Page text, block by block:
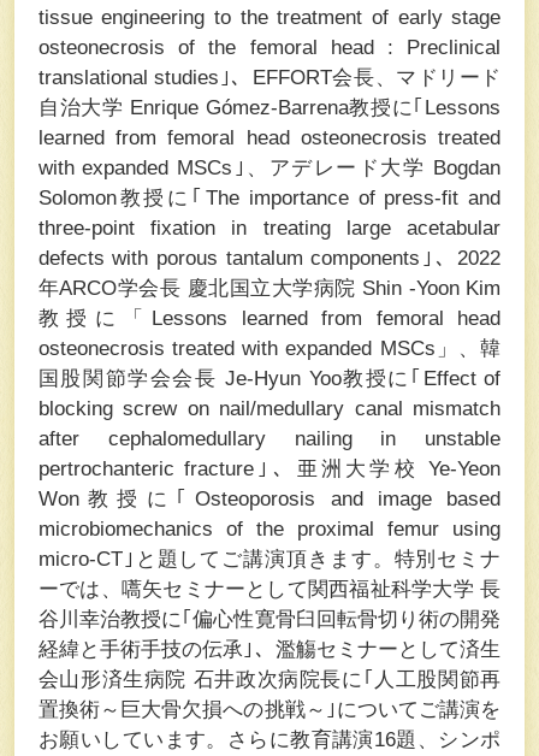
tissue engineering to the treatment of early stage
osteonecrosis of the femoral head : Preclinical
translational studies ｣、EFFORT会長、マドリード
自治大学 Enrique Gómez-Barrena教授に｢ Lessons
learned from femoral head osteonecrosis treated
with expanded MSCs ｣、アデレード大学 Bogdan
Solomon教授に｢ The importance of press-fit and
three-point fixation in treating large acetabular
defects with porous tantalum components ｣、2022
年ARCO学会長 慶北国立大学病院 Shin -Yoon Kim
教授に「 Lessons learned from femoral head
osteonecrosis treated with expanded MSCs 」、韓
国股関節学会会長 Je-Hyun Yoo教授に｢ Effect of
blocking screw on nail/medullary canal mismatch
after cephalomedullary nailing in unstable
pertrochanteric fracture ｣、亜洲大学校 Ye-Yeon
Won教授に｢Osteoporosis and image based
microbiomechanics of the proximal femur using
micro-CT｣と題してご講演頂きます。特別セミナ
ーでは、嚆矢セミナーとして関西福祉科学大学 長
谷川幸治教授に｢偏心性寛骨臼回転骨切り術の開発
経緯と手術手技の伝承｣、濫觴セミナーとして済生
会山形済生病院 石井政次病院長に｢人工股関節再
置換術～巨大骨欠損への挑戦～｣についてご講演を
お願いしています。さらに教育講演16題、シンポ